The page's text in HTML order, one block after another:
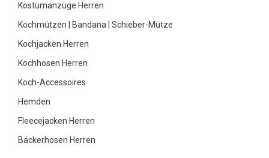
Kostümanzüge Herren
Kochmützen | Bandana | Schieber-Mütze
Kochjacken Herren
Kochhosen Herren
Koch-Accessoires
Hemden
Fleecejacken Herren
Bäckerhosen Herren